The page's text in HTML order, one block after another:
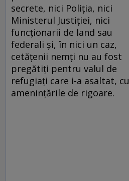
secrete, nici Poliția, nici
Ministerul Justiției, nici
funcționarii de land sau
federali și, în nici un caz,
cetățenii nemți nu au fost
pregătiți pentru valul de
refugiați care i-a asaltat, cu
amenințările de rigoare.